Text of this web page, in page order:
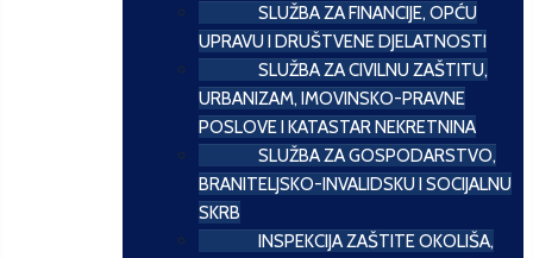
SLUŽBA ZA FINANCIJE, OPĆU
UPRAVU I DRUŠTVENE DJELATNOSTI
SLUŽBA ZA CIVILNU ZAŠTITU,
URBANIZAM, IMOVINSKO-PRAVNE
POSLOVE I KATASTAR NEKRETNINA
SLUŽBA ZA GOSPODARSTVO,
BRANITELJSKO-INVALIDSKU I SOCIJALNU
SKRB
INSPEKCIJA ZAŠTITE OKOLIŠA,